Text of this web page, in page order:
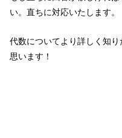
い。直ちに対応いたします。
代数についてより詳しく知
思います！